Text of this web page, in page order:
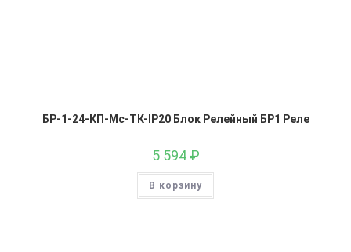
БР-1-24-КП-Мс-ТК-IP20 Блок Релейный БР1 Реле
5 594 ₽
В корзину